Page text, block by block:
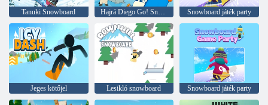
Tanuki Snowboard Hajrá Diego Go! Snowboard Rescue Snowboard játék party
Jeges kötőjel Lesikló snowboard Snowboard játék party